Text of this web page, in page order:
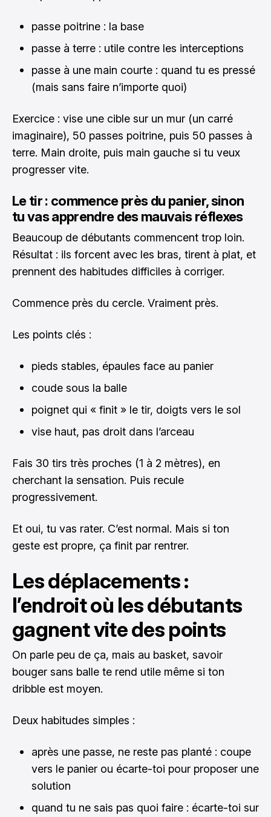
passe poitrine : la base
passe à terre : utile contre les interceptions
passe à une main courte : quand tu es pressé
(mais sans faire n’importe quoi)
Exercice : vise une cible sur un mur (un carré
imaginaire), 50 passes poitrine, puis 50 passes à
terre. Main droite, puis main gauche si tu veux
progresser vite.
Le tir : commence près du panier, sinon
tu vas apprendre des mauvais réflexes
Beaucoup de débutants commencent trop loin.
Résultat : ils forcent avec les bras, tirent à plat, et
prennent des habitudes difficiles à corriger.
Commence près du cercle. Vraiment près.
Les points clés :
pieds stables, épaules face au panier
coude sous la balle
poignet qui « finit » le tir, doigts vers le sol
vise haut, pas droit dans l’arceau
Fais 30 tirs très proches (1 à 2 mètres), en
cherchant la sensation. Puis recule
progressivement.
Et oui, tu vas rater. C’est normal. Mais si ton
geste est propre, ça finit par rentrer.
Les déplacements :
l’endroit où les débutants
gagnent vite des points
On parle peu de ça, mais au basket, savoir
bouger sans balle te rend utile même si ton
dribble est moyen.
Deux habitudes simples :
après une passe, ne reste pas planté : coupe
vers le panier ou écarte-toi pour proposer une
solution
quand tu ne sais pas quoi faire : écarte-toi sur